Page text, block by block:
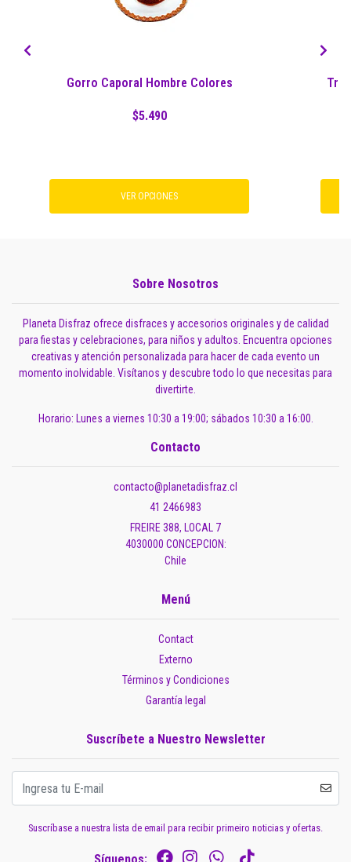
Gorro Caporal Hombre Colores
$5.490
VER OPCIONES
Sobre Nosotros
Planeta Disfraz ofrece disfraces y accesorios originales y de calidad
para fiestas y celebraciones, para niños y adultos. Encuentra opciones
creativas y atención personalizada para hacer de cada evento un
momento inolvidable. Visítanos y descubre todo lo que necesitas para
divertirte.
Horario: Lunes a viernes 10:30 a 19:00; sábados 10:30 a 16:00.
Contacto
contacto@planetadisfraz.cl
41 2466983
FREIRE 388, LOCAL 7
4030000 CONCEPCION:
Chile
Menú
Contact
Externo
Términos y Condiciones
Garantía legal
Suscríbete a Nuestro Newsletter
Suscríbase a nuestra lista de email para recibir primeiro noticias y ofertas.